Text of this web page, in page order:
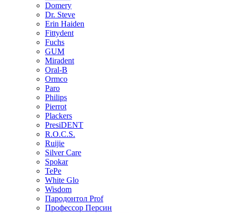
Domery
Dr. Steve
Erin Haiden
Fittydent
Fuchs
GUM
Miradent
Oral-B
Ormco
Paro
Philips
Pierrot
Plackers
PresiDENT
R.O.C.S.
Ruijie
Silver Care
Spokar
TePe
White Glo
Wisdom
Пародонтол Prof
Профессор Персин